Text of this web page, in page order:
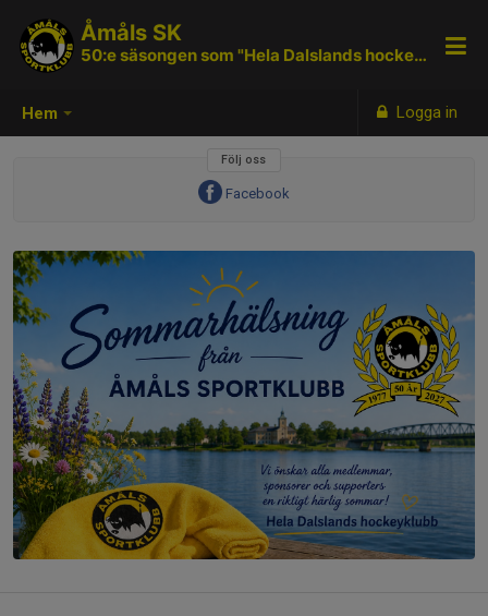
Hem Logga in
Åmåls SK
50:e säsongen som "Hela Dalslands hockeyklubb"
Följ oss
Facebook